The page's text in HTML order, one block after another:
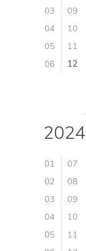
03
04
05
06
09
10
11
12
2024
01
02
03
04
05
07
08
09
10
11